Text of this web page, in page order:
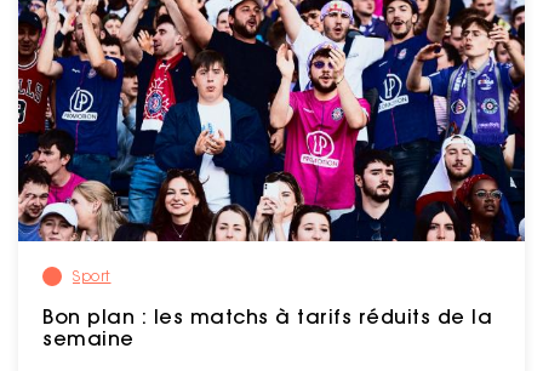
Sport
Bon plan : les matchs à tarifs réduits de la
semaine